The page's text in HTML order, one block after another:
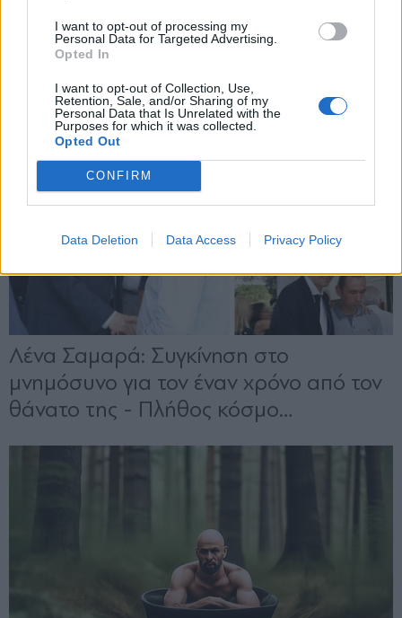
I want to opt-out of processing my
Personal Data for Targeted Advertising.
Opted In
I want to opt-out of Collection, Use,
Retention, Sale, and/or Sharing of my
Personal Data that Is Unrelated with the
Purposes for which it was collected.
Opted Out
CONFIRM
Data Deletion Data Access Privacy Policy
X